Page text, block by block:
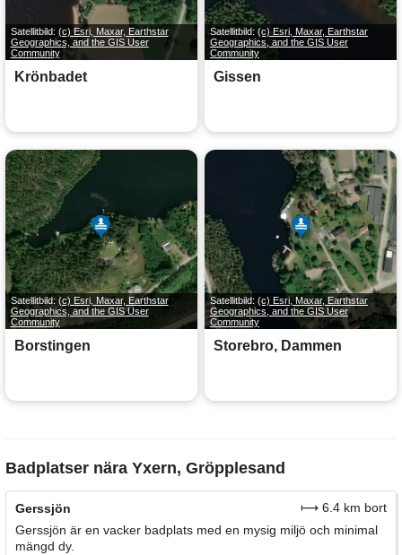
Satellitbild: (c) Esri, Maxar, Earthstar
Geographics, and the GIS User
Community
Krönbadet
Satellitbild: (c) Esri, Maxar, Earthstar
Geographics, and the GIS User
Community
Gissen
Satellitbild: (c) Esri, Maxar, Earthstar
Geographics, and the GIS User
Community
Borstingen
Satellitbild: (c) Esri, Maxar, Earthstar
Geographics, and the GIS User
Community
Storebro, Dammen
Badplatser nära Yxern, Gröpplesand
Gerssjön
⟼ 6.4 km bort
Gerssjön är en vacker badplats med en mysig miljö och minimal
mängd dy.